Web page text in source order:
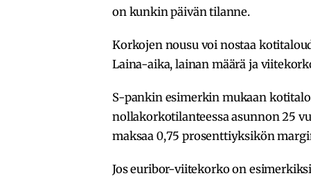
on kunkin päivän tilanne.
Korkojen nousu voi nostaa
Laina-aika, lainan määrä ja
S-pankin esimerkin mukaan
nollakorkotilanteessa asunnon 25
maksaa 0,75 prosenttiyksikön
Jos euribor-viitekorko on